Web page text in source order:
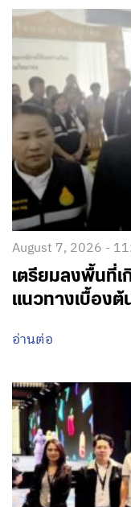
August 7, 2026 -
เตรียมลงพื้นที่
แนวทางเบื้องต้
อ่านต่อ